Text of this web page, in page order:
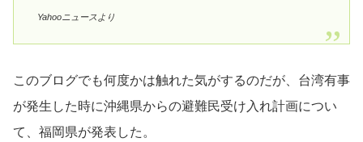
Yahooニュースより
このブログでも何度かは触れた気がするのだが、台湾有事
が発生した時に沖縄県からの避難民受け入れ計画につい
て、福岡県が発表した。